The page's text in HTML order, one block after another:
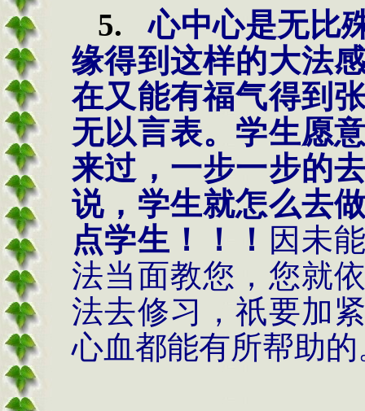
5.
心中心是无比
缘得到这样的大法
在又能有福气得到
无以言表。学生愿
来过，一步一步的
说，学生就怎么去
点学生！！！ 因未
法当面教您，您就
法去修习，祇要加
心血都能有所帮助